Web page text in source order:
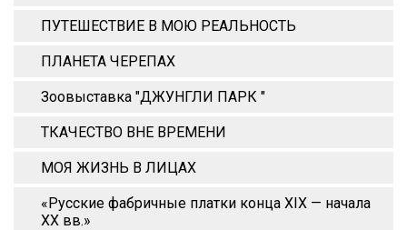
ПУТЕШЕСТВИЕ В МОЮ РЕАЛЬНОСТЬ
ПЛАНЕТА ЧЕРЕПАХ
Зоовыставка "ДЖУНГЛИ ПАРК "
ТКАЧЕСТВО ВНЕ ВРЕМЕНИ
МОЯ ЖИЗНЬ В ЛИЦАХ
«Русские фабричные платки конца XIX — начала
XX вв.»